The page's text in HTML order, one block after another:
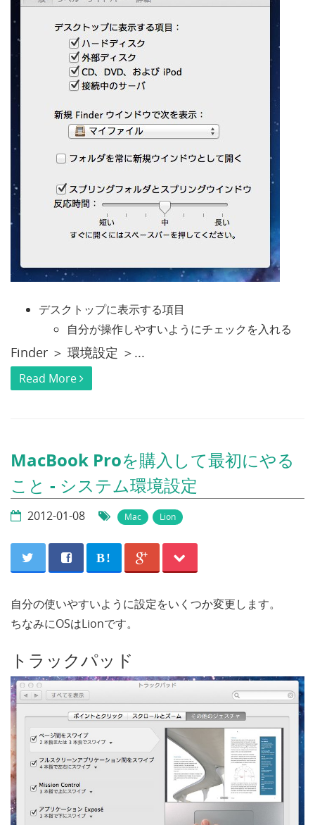
デスクトップに表示する項目
自分が操作しやすいようにチェックを入れる
Finder ＞ 環境設定 ＞...
Read More
MacBook Proを購入して最初にやる
こと - システム環境設定
2012-01-08 Mac Lion
B!
自分の使いやすいように設定をいくつか変更します。
ちなみにOSはLionです。
トラックパッド